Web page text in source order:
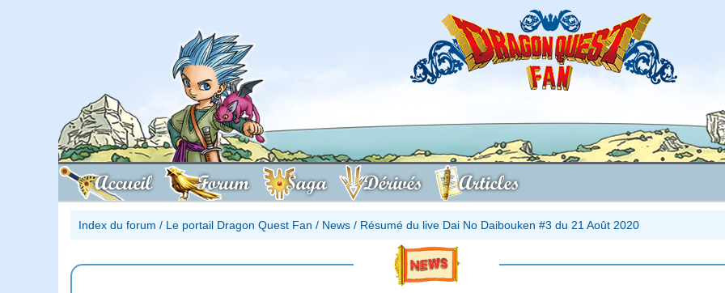
Accueil Forum Saga Dérivés Articles
Index du forum / Le portail Dragon Quest Fan / News / Résumé du live Dai No Daibouken #3 du 21 Août 2020